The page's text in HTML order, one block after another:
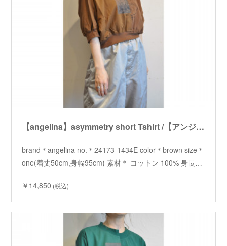
【angelina】asymmetry short Tshirt /【アンジェリーナ】アシメショートTシャツ
brand＊angelina no.＊24173-1434E color＊brown size＊
one(着丈50cm,身幅95cm) 素材＊ コットン 100% 身長…
￥14,850 (税込)